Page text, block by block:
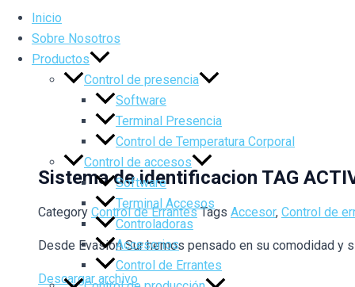
Inicio
Sobre Nosotros
Productos
Control de presencia
Software
Terminal Presencia
Control de Temperatura Corporal
Control de accesos
Software
Terminal Accesos
Controladoras
Accesorios
Control de Errantes
Sistema de identificacion TAG
Category Control de Errantes Tags Accesor, Control de
Desde Evasión Sur hemos pensado en su comodidad
Descargar archivo